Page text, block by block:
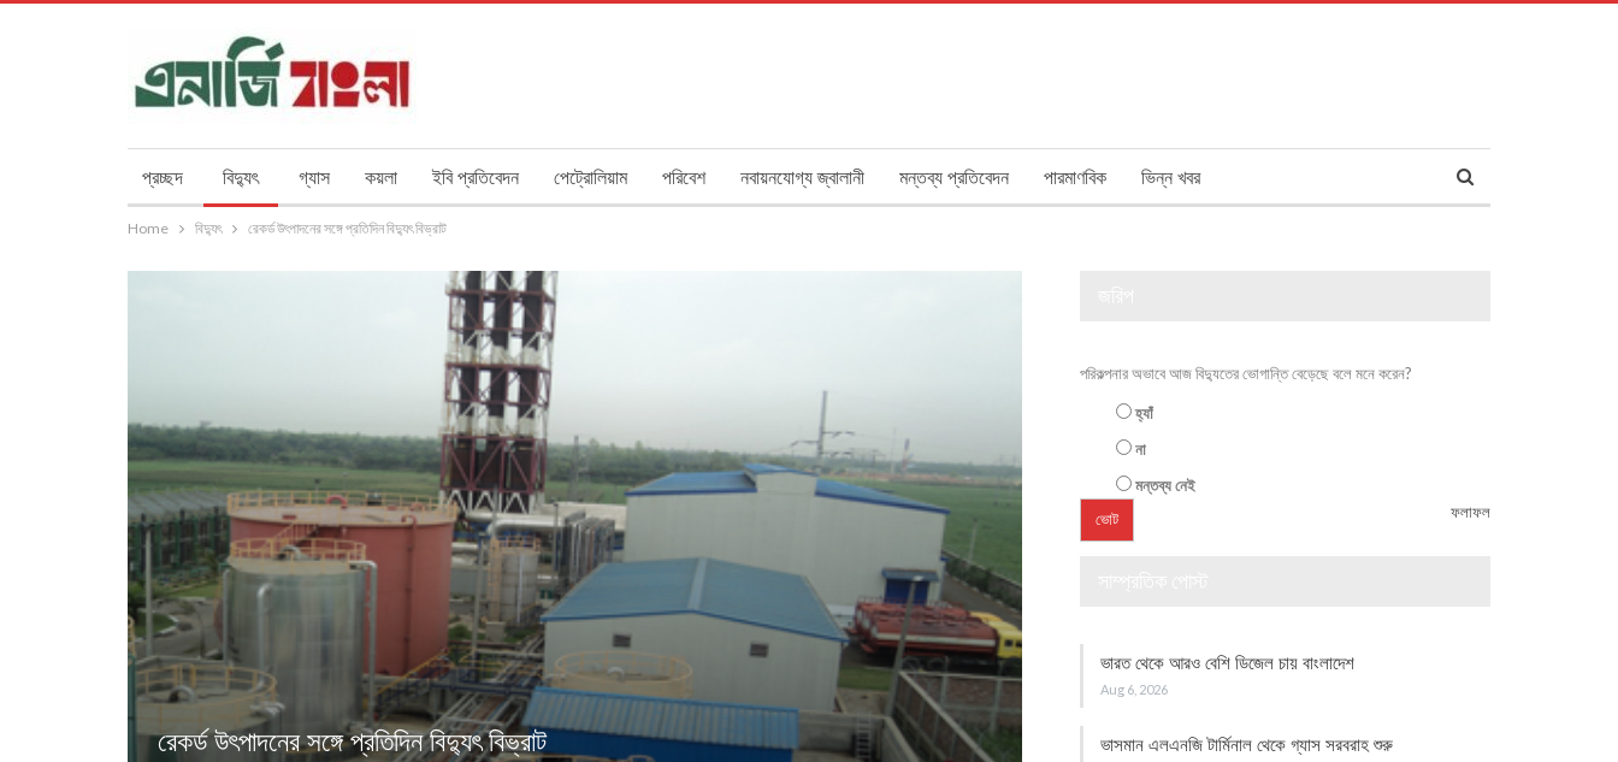
প্রচ্ছদ বিদ্যুৎ গ্যাস কয়লা ইবি প্রতিবেদন পেট্রোলিয়াম পরিবেশ নবায়নযোগ্য জ্বালানী মন্তব্য প্রতিবেদন পারমাণবিক ভিন্ন খবর
Home বিদ্যুৎ রেকর্ড উৎপাদনের সঙ্গে প্রতিদিন বিদ্যুৎ বিভ্রাট
রেকর্ড উৎপাদনের সঙ্গে প্রতিদিন বিদ্যুৎ বিভ্রাট
পরিকল্পনার অভাবে আজ বিদ্যুতের ভোগান্তি বেড়েছে বলে মনে করেন?
হ্যাঁ
না
মন্তব্য নেই
ফলাফল
ভারত থেকে আরও বেশি ডিজেল চায় বাংলাদেশ
Aug 6, 2026
ভাসমান এলএনজি টার্মিনাল থেকে গ্যাস সরবরাহ শুরু